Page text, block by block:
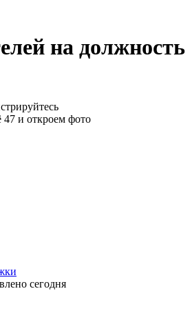
на
и откроем фото
сегодня